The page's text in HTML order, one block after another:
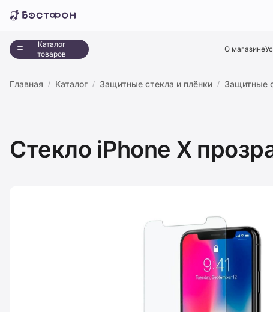
О магазине
Каталог
товаров
Главная Каталог Защитные стекла и плёнки Защитные
Стекло iPhone X